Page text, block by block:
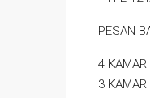
PESAN
4 KAMAR
3 KAMAR